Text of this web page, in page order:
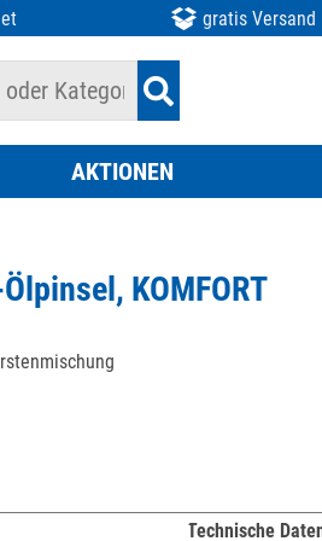
gratis Versand
AKTIONEN
KOMFORT
Technische